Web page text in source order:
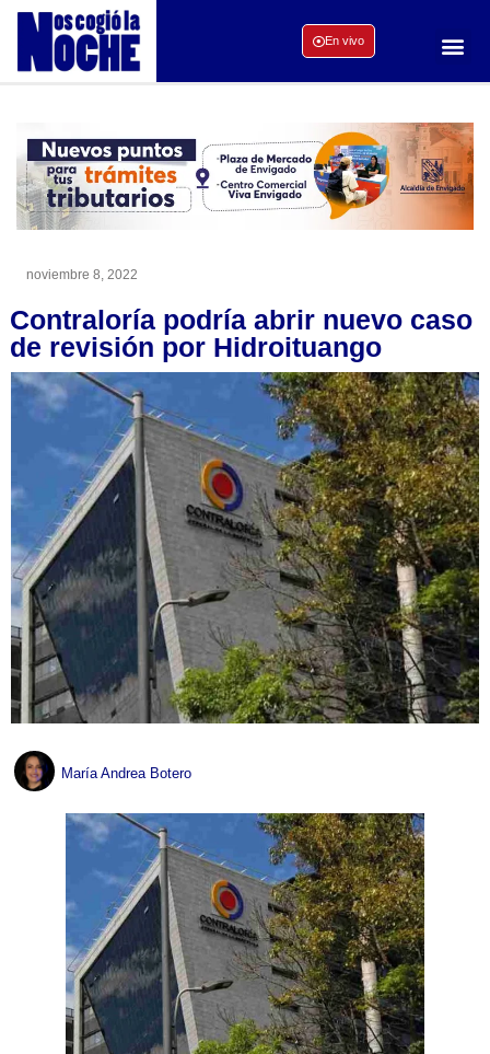
En vivo
noviembre 8, 2022
Contraloría podría abrir nuevo caso
de revisión por Hidroituango
María Andrea Botero